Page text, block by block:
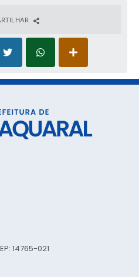
14765-021